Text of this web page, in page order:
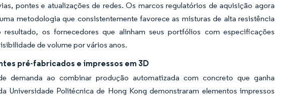
pontes e atualizações de redes. Os marcos regulatórios de aquisição agora
metodologia que consistentemente favorece as misturas de alta resistência
os fornecedores que alinham seus portfólios com especificações
de volume por vários anos.
pré-fabricados e impressos em 3D
demanda ao combinar produção automatizada com concreto que ganha
Universidade Politécnica de Hong Kong demonstraram elementos impressos